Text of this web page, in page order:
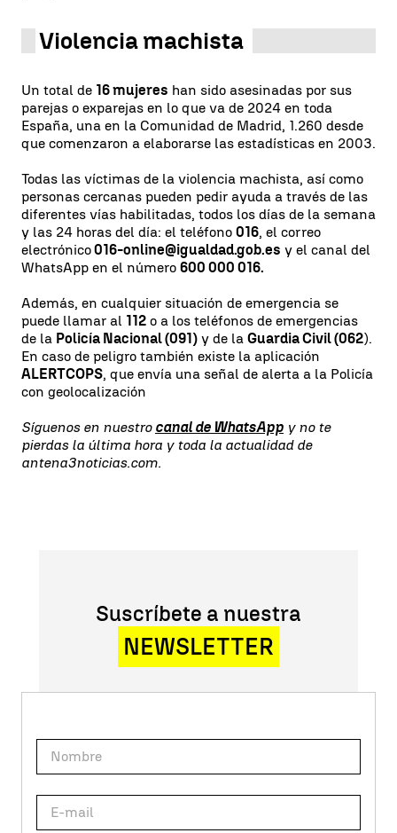
Violencia machista
Un total de 16 mujeres han sido asesinadas por sus
parejas o exparejas en lo que va de 2024 en toda
España, una en la Comunidad de Madrid, 1.260 desde
que comenzaron a elaborarse las estadísticas en 2003.
Todas las víctimas de la violencia machista, así como
personas cercanas pueden pedir ayuda a través de las
diferentes vías habilitadas, todos los días de la semana
y las 24 horas del día: el teléfono 016, el correo
electrónico016-online@igualdad.gob.es y el canal del
WhatsApp en el número 600 000 016.
Además, en cualquier situación de emergencia se
puede llamar al 112 o a los teléfonos de emergencias
de la Policía Nacional (091) y de la Guardia Civil (062).
En caso de peligro también existe la aplicación
ALERTCOPS, que envía una señal de alerta a la Policía
con geolocalización
Síguenos en nuestro canal de WhatsApp y no te
pierdas la última hora y toda la actualidad de
antena3noticias.com.
Suscríbete a nuestra
NEWSLETTER